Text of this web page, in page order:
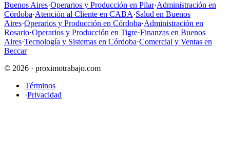
Buenos Aires·Operarios y Producción en Pilar·Administración en
Córdoba·Atención al Cliente en CABA·Salud en Buenos
Aires·Operarios y Producción en Córdoba·Administración en
Rosario·Operarios y Producción en Tigre·Finanzas en Buenos
Aires·Tecnología y Sistemas en Córdoba·Comercial y Ventas en
Beccar
© 2026 · proximotrabajo.com
Términos
·Privacidad